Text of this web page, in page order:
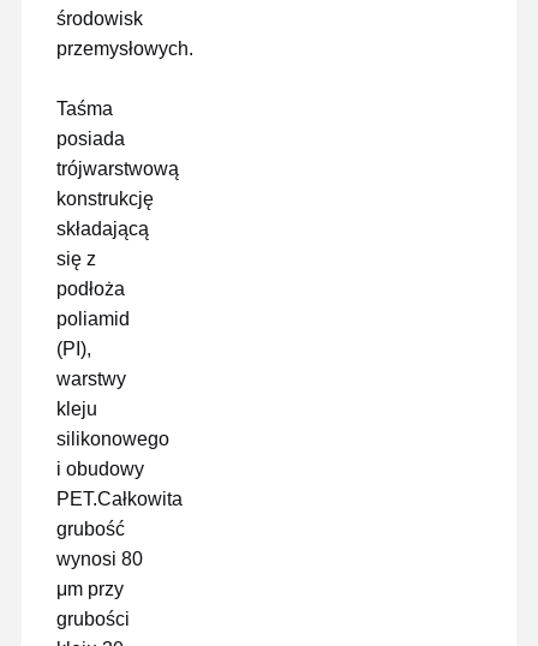
Taśma PI
wypuścić film
Folia poliuretanowa
Filmy silikonowe
Folia akrylowa
Taśma perforowana
Niebieska folia ochronna
Folia grzewcza
Taśma przemysłowa
środowisk
przemysłowych.
Taśma
posiada
trójwarstwową
konstrukcję
składającą
się z
podłoża
poliamid
(PI),
warstwy
kleju
silikonowego
i obudowy
PET.Całkowita
grubość
wynosi 80
μm przy
grubości